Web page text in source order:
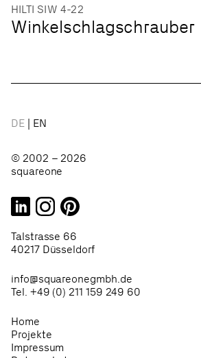
HILTI SIW 4-22
Winkelschlagschrauber
DE EN
© 2002 – 2026
squareone
Talstrasse 66
40217 Düsseldorf
info@squareonegmbh.de
Tel. +49 (0) 211 159 249 60
Home
Projekte
Impressum